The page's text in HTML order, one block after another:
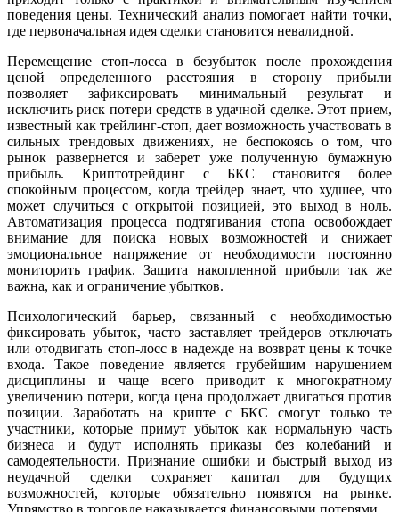
поведения цены. Технический анализ помогает найти точки,
где первоначальная идея сделки становится невалидной.
Перемещение стоп-лосса в безубыток после прохождения
ценой определенного расстояния в сторону прибыли
позволяет зафиксировать минимальный результат и
исключить риск потери средств в удачной сделке. Этот прием,
известный как трейлинг-стоп, дает возможность участвовать в
сильных трендовых движениях, не беспокоясь о том, что
рынок развернется и заберет уже полученную бумажную
прибыль. Криптотрейдинг с БКС становится более
спокойным процессом, когда трейдер знает, что худшее, что
может случиться с открытой позицией, это выход в ноль.
Автоматизация процесса подтягивания стопа освобождает
внимание для поиска новых возможностей и снижает
эмоциональное напряжение от необходимости постоянно
мониторить график. Защита накопленной прибыли так же
важна, как и ограничение убытков.
Психологический барьер, связанный с необходимостью
фиксировать убыток, часто заставляет трейдеров отключать
или отодвигать стоп-лосс в надежде на возврат цены к точке
входа. Такое поведение является грубейшим нарушением
дисциплины и чаще всего приводит к многократному
увеличению потери, когда цена продолжает двигаться против
позиции. Заработать на крипте с БКС смогут только те
участники, которые примут убыток как нормальную часть
бизнеса и будут исполнять приказы без колебаний и
самодеятельности. Признание ошибки и быстрый выход из
неудачной сделки сохраняет капитал для будущих
возможностей, которые обязательно появятся на рынке.